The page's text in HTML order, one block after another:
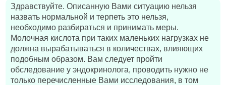
Здравствуйте. Описанную Вами ситуацию нельзя
назвать нормальной и терпеть это нельзя,
необходимо разбираться и принимать меры.
Молочная кислота при таких маленьких нагрузках не
должна вырабатываться в количествах, влияющих
подобным образом. Вам следует пройти
обследование у эндокринолога, проводить нужно не
только перечисленные Вами исследования, в том